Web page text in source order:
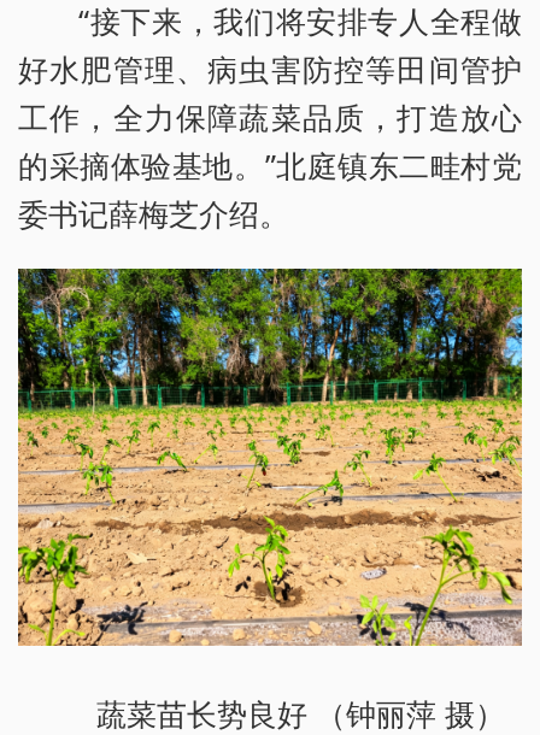
“接下来，我们将安排专人全程做
好水肥管理、病虫害防控等田间管护
工作，全力保障蔬菜品质，打造放心
的采摘体验基地。”北庭镇东二畦村党
委书记薛梅芝介绍。
蔬菜苗长势良好 （钟丽萍 摄）